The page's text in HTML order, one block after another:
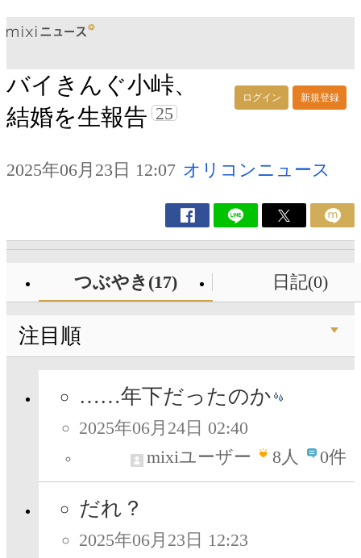
ログイン 新規登録
バイきんぐ小峠、
結婚を生報告 25
2025年06月23日 12:07 オリコンニュース
つぶやき(17) 日記(0)
注目順
……年下だったのか
2025年06月24日 02:40
mixiユーザー
8人 0件
だれ？
2025年06月23日 12:23